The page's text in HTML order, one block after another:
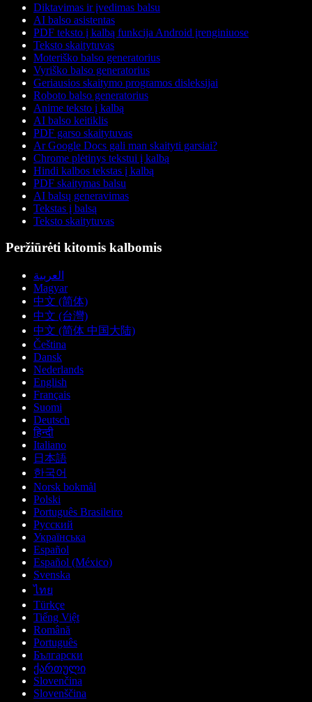
Diktavimas ir įvedimas balsu
AI balso asistentas
PDF teksto į kalbą funkcija Android įrenginiuose
Teksto skaitytuvas
Moteriško balso generatorius
Vyriško balso generatorius
Geriausios skaitymo programos disleksijai
Roboto balso generatorius
Anime teksto į kalbą
AI balso keitiklis
PDF garso skaitytuvas
Ar Google Docs gali man skaityti garsiai?
Chrome plėtinys tekstui į kalbą
Hindi kalbos tekstas į kalbą
PDF skaitymas balsu
AI balsų generavimas
Tekstas į balsą
Teksto skaitytuvas
Peržiūrėti kitomis kalbomis
العربية
Magyar
中文 (简体)
中文 (台灣)
中文 (简体 中国大陆)
Čeština
Dansk
Nederlands
English
Français
Suomi
Deutsch
हिन्दी
Italiano
日本語
한국어
Norsk bokmål
Polski
Português Brasileiro
Русский
Українська
Español
Español (México)
Svenska
ไทย
Türkçe
Tiếng Việt
Română
Português
Български
ქართული
Slovenčina
Slovenščina